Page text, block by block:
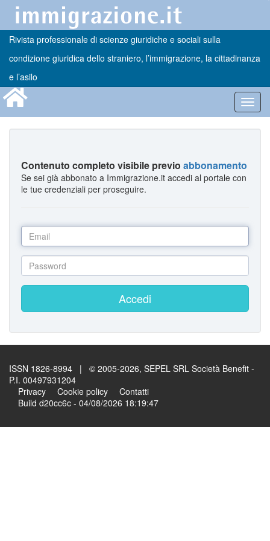
Rivista professionale di scienze giuridiche e sociali sulla
condizione giuridica dello straniero, l’immigrazione, la cittadinanza
e l’asilo
Contenuto completo visibile previo abbonamento
Se sei già abbonato a Immigrazione.it accedi al portale con
le tue credenziali per proseguire.
Accedi
ISSN 1826-8994 | © 2005-2026, SEPEL SRL Società Benefit -
P.I. 00497931204
Privacy
Cookie policy
Contatti
Build d20cc6c - 04/08/2026 18:19:47